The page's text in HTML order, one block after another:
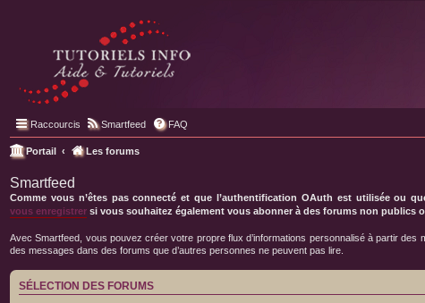
Raccourcis Smartfeed FAQ
Portail Les forums
Smartfeed
Comme vous n’êtes pas connecté et que l’authentification OAuth est utilisée ou
vous enregistrer si vous souhaitez également vous abonner à des forums non publics
Avec Smartfeed, vous pouvez créer votre propre flux d’informations personnalisé à partir
des messages dans des forums que d’autres personnes ne peuvent pas lire.
SÉLECTION DES FORUMS